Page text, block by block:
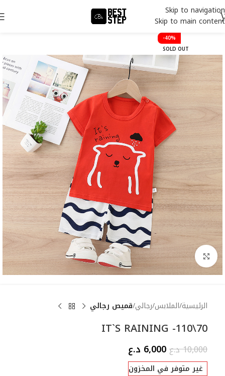
Skip to navigation
Skip to main content
-40%
SOLD OUT
Click to enlarge
الرئيسية الملابس رجالي قميص رجالي
IT`S RAINING -110\70
10,000د.ع6,000 د.ع
غير متوفر في المخزون